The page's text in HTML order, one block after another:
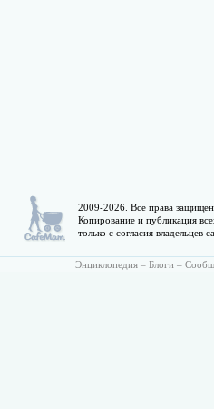
2009-2026. Все права
Копирование и публикация
только с согласия владельцев
Энциклопедия – Блоги –